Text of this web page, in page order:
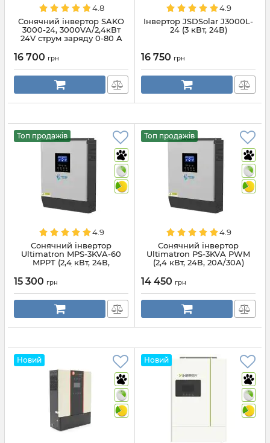
4.8
Сонячний інвертор SAKO
3000-24, 3000VA/2,4кВт
24V струм заряду 0-80 A
16 700 грн
4.9
Інвертор JSDSolar J3000L-
24 (3 кВт, 24В)
16 750 грн
Топ продажів
4.9
Сонячний інвертор
Ultimatron MPS-3KVA-60
MPPT (2,4 кВт, 24В,
15 300 грн
Топ продажів
4.9
Сонячний інвертор
Ultimatron PS-3KVA PWM
(2,4 кВт, 24В, 20A/30A)
14 450 грн
Новий Новий